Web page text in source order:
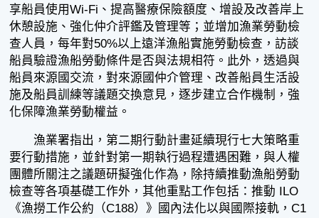
享船員使用Wi-Fi、提高醫療保險額度、增設及改善岸上
休憩設施、強化仲介評鑑及管理等；並增加漁業勞動檢
查人員，每年對50%以上遠洋漁船實施勞動檢查，訪談
船員驗證漁船勞動條件是否與法規相符。此外，透過與
船員來源國交流，對來源國仲介管理、改善船員生活設
施及船員訓練等議題交換意見，逐步建立合作機制，強
化保障漁業勞動權益。
漁業署指出，第二期行動計畫延續現行七大策略重
要行動措施，並針對第一期執行過程遭遇困難，與人權
團體所關注之議題研擬強化作為，除持續推動漁船勞動
檢查等各項基礎工作外，其他重點工作包括：推動 ILO
《漁撈工作公約（C188）》國內法化以與國際接軌，C1